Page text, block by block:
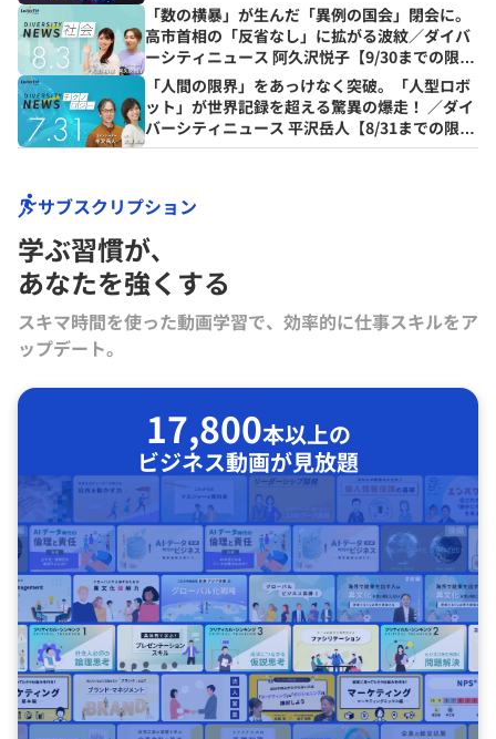
「数の横暴」が生んだ「異例の国会」閉会に。
高市首相の「反省なし」に拡がる波紋／ダイバ
ーシティニュース 阿久沢悦子【9/30までの限定
公開】
「人間の限界」をあっけなく突破。「人型ロボ
ット」が世界記録を超える驚異の爆走！ ／ダイ
バーシティニュース 平沢岳人【8/31までの限定
公開】
サブスクリプション
学ぶ習慣が､
あなたを強くする
スキマ時間を使った動画学習で、効率的に仕事スキルをア
ップデート。
17,800本以上の
ビジネス動画が見放題